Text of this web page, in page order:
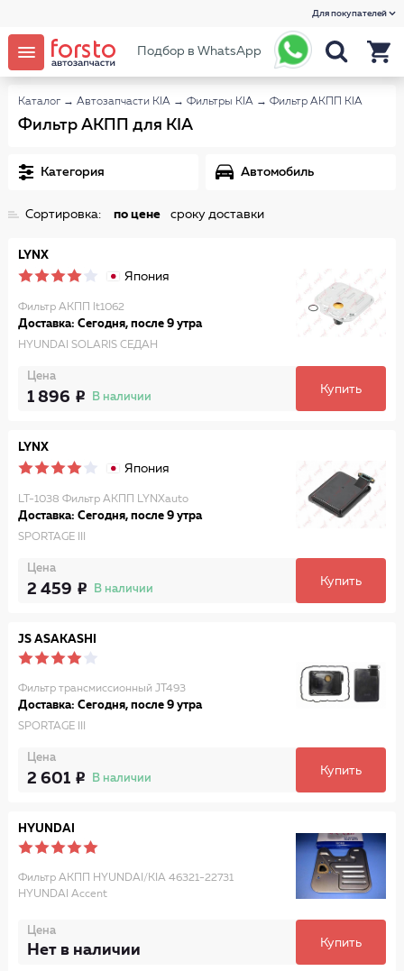
Для покупателей
Подбор в WhatsApp
Каталог → Автозапчасти KIA → Фильтры KIA → Фильтр АКПП KIA
Фильтр АКПП для KIA
Категория Автомобиль
Сортировка: по цене сроку доставки
LYNX
Япония
Фильтр АКПП lt1062
Доставка: Сегодня, после 9 утра
HYUNDAI SOLARIS СЕДАН
Цена
1 896 В наличии
Купить
LYNX
Япония
LT-1038 Фильтр АКПП LYNXauto
Доставка: Сегодня, после 9 утра
SPORTAGE III
Цена
2 459 В наличии
Купить
JS ASAKASHI
Фильтр трансмиссионный JT493
Доставка: Сегодня, после 9 утра
SPORTAGE III
Цена
2 601 В наличии
Купить
HYUNDAI
Фильтр АКПП HYUNDAI/KIA 46321-22731
HYUNDAI Accent
Цена
Нет в наличии Купить